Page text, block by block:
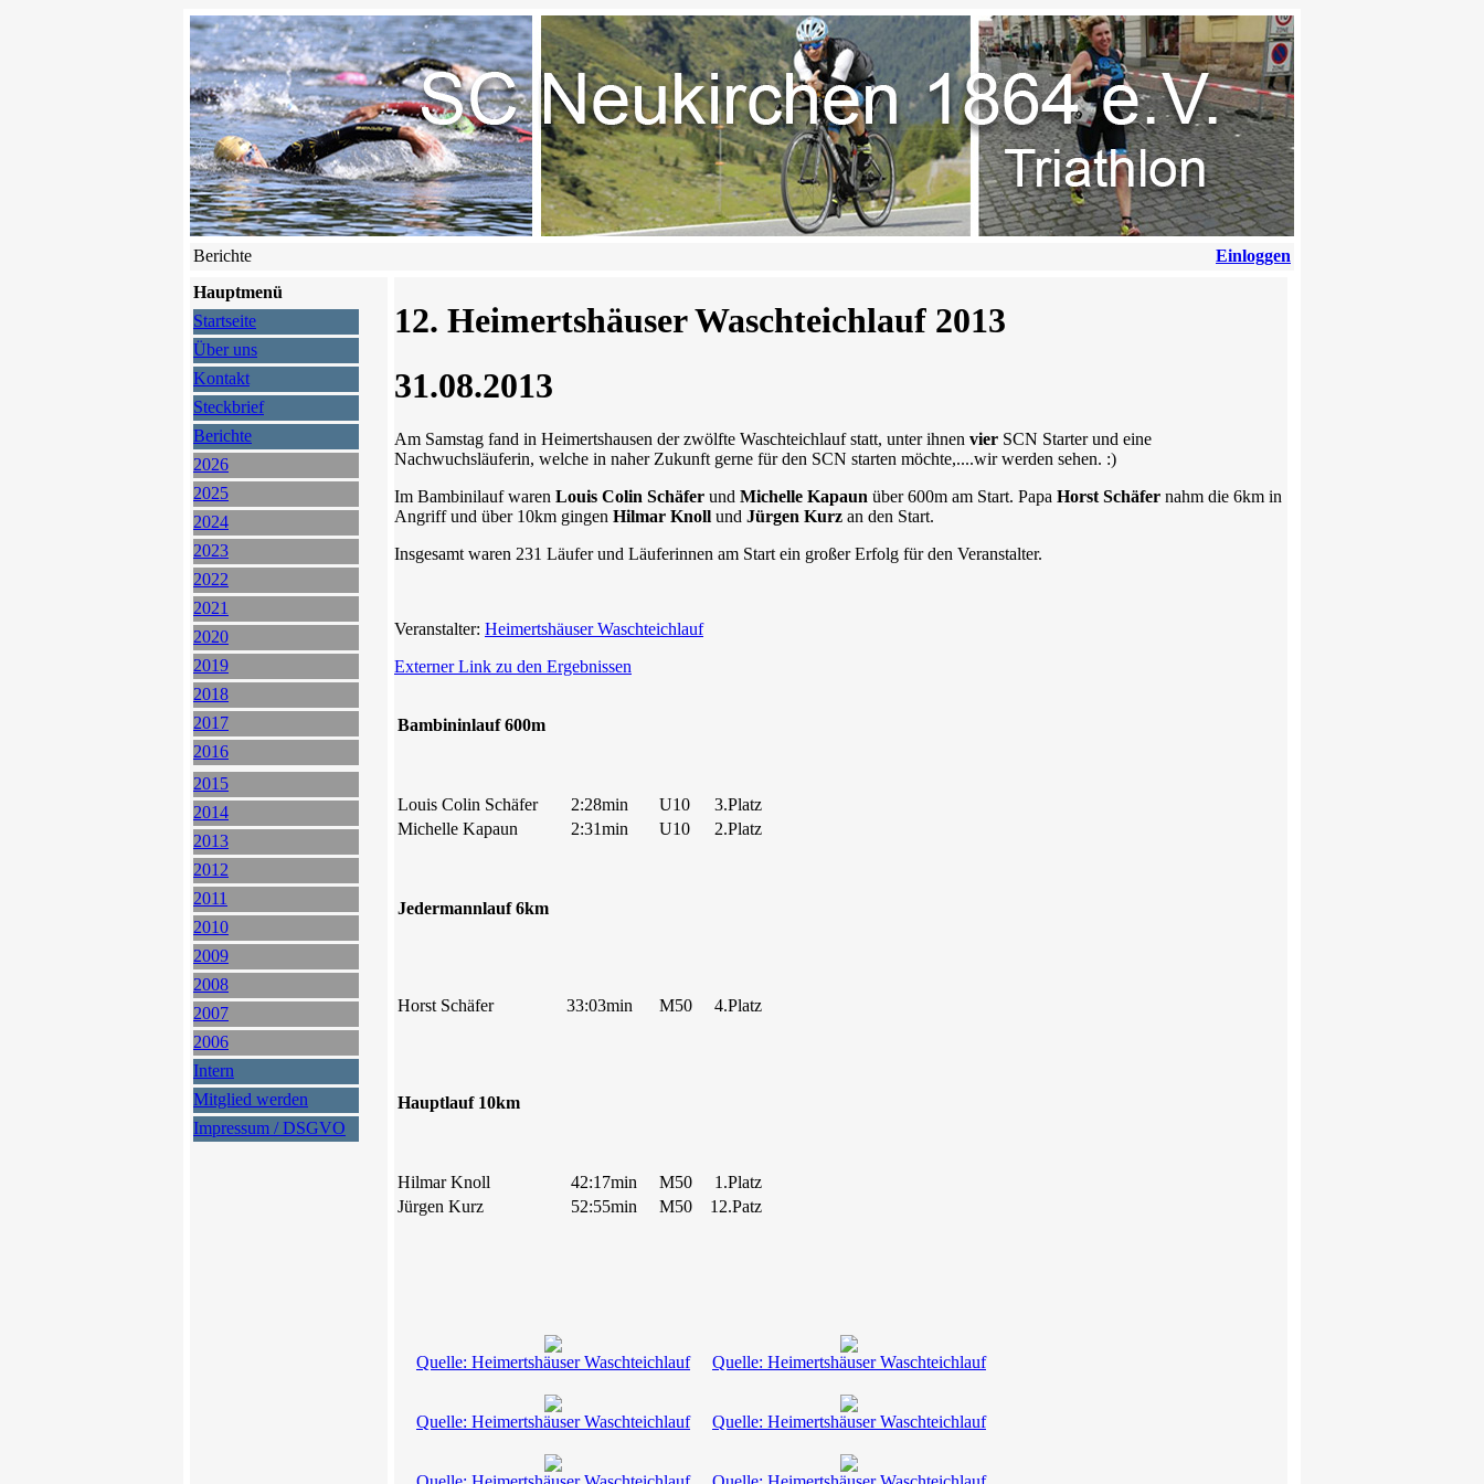
Berichte
Einloggen
Hauptmenü
Startseite
Über uns
Kontakt
Steckbrief
Berichte
2026
2025
2024
2023
2022
2021
2020
2019
2018
2017
2016
2015
2014
2013
2012
2011
2010
2009
2008
2007
2006
Intern
Mitglied werden
Impressum / DSGVO
12. Heimertshäuser Waschteichlauf 2013
31.08.2013
Am Samstag fand in Heimertshausen der zwölfte Waschteichlauf statt, unter ihnen vier SCN Starter und eine
Nachwuchsläuferin, welche in naher Zukunft gerne für den SCN starten möchte,....wir werden sehen. :)
Im Bambinilauf waren Louis Colin Schäfer und Michelle Kapaun über 600m am Start. Papa Horst Schäfer nahm die 6km in
Angriff und über 10km gingen Hilmar Knoll und Jürgen Kurz an den Start.
Insgesamt waren 231 Läufer und Läuferinnen am Start ein großer Erfolg für den Veranstalter.
Veranstalter: Heimertshäuser Waschteichlauf
Externer Link zu den Ergebnissen
Bambininlauf 600m
Louis Colin Schäfer 2:28min U10
3.Platz
Michelle Kapaun
2:31min U10 2.Platz
Jedermannlauf 6km
Horst Schäfer 33:03min M50 4.Platz
Hauptlauf 10km
Hilmar Knoll 42:17min M50
1.Platz
Jürgen Kurz
52:55min M50 12.Patz
Quelle: Heimertshäuser Waschteichlauf Quelle: Heimertshäuser Waschteichlauf
Quelle: Heimertshäuser Waschteichlauf Quelle: Heimertshäuser Waschteichlauf